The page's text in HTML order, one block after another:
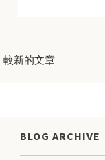
較新的文章
BLOG ARCHIVE